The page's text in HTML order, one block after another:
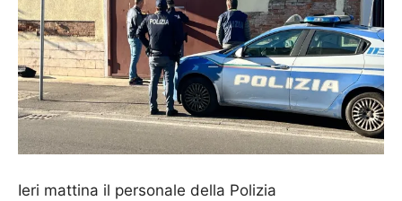
Ieri mattina il personale della Polizia